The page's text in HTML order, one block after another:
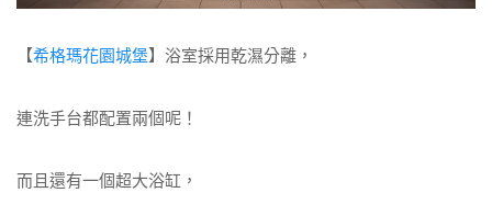
【希格瑪花園城堡】浴室採用乾濕分離，
連洗手台都配置兩個呢！
而且還有一個超大浴缸，